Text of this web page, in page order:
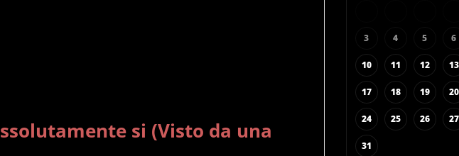
si (Visto da una
3 4 5 6
10 11 12 13
17 18 19 20
24 25 26 27
31